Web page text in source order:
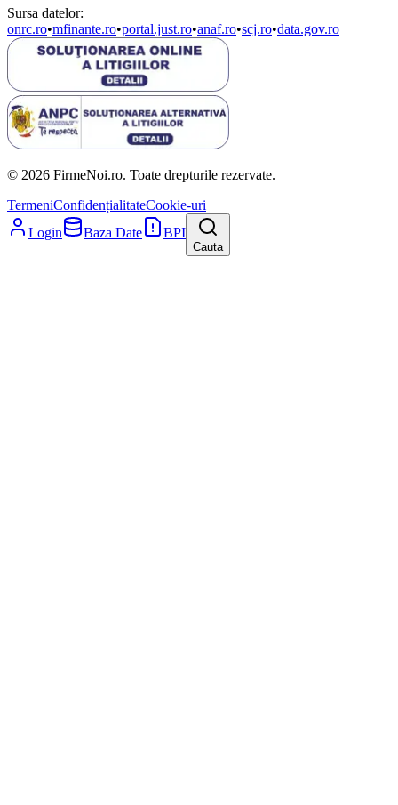
Sursa datelor:
onrc.ro•mfinante.ro•portal.just.ro•anaf.ro•scj.ro•data.gov.ro
© 2026 FirmeNoi.ro. Toate drepturile rezervate.
TermeniConfidențialitateCookie-uri
Login
Baza Date BPI
Cauta